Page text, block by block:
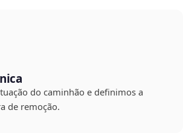
do caminhão e definimos a
de remoção.